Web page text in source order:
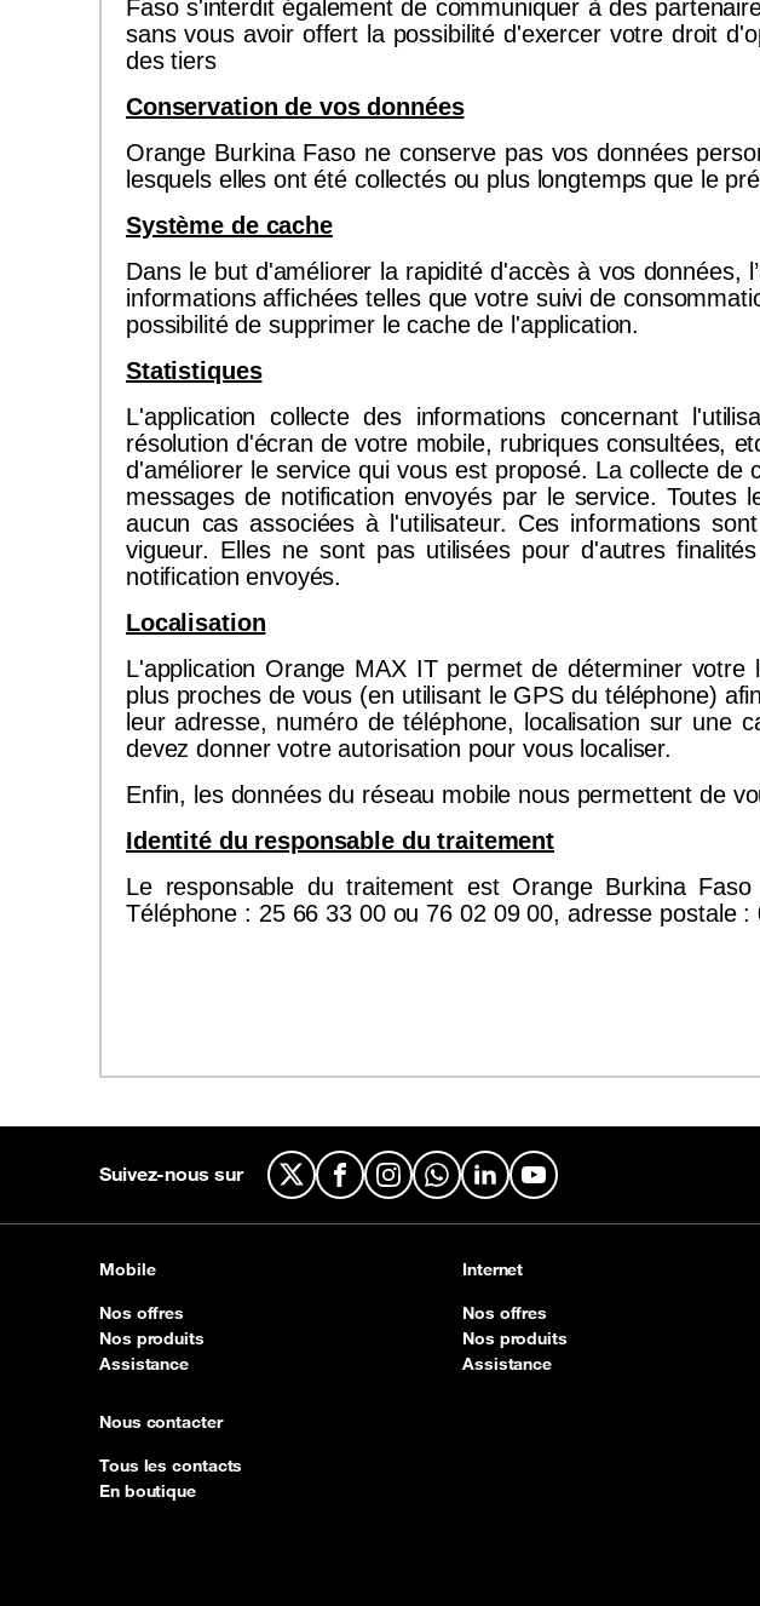
Faso s'interdit également de communiquer à des
sans vous avoir offert la possibilité d'exercer votre droit
des tiers
Conservation de vos données
Orange Burkina Faso ne conserve pas vos données
lesquels elles ont été collectés ou plus longtemps que le
Système de cache
Dans le but d'améliorer la rapidité d'accès à vos données,
informations affichées telles que votre suivi de
possibilité de supprimer le cache de l'application.
Statistiques
L'application collecte des informations concernant
résolution d'écran de votre mobile, rubriques consultées,
d'améliorer le service qui vous est proposé. La collecte
messages de notification envoyés par le service.
aucun cas associées à l'utilisateur. Ces informations
vigueur. Elles ne sont pas utilisées pour d'autres
notification envoyés.
Localisation
L'application Orange MAX IT permet de déterminer
plus proches de vous (en utilisant le GPS du téléphone)
leur adresse, numéro de téléphone, localisation sur une
devez donner votre autorisation pour vous localiser.
Enfin, les données du réseau mobile nous permettent de
Identité du responsable du traitement
Le responsable du traitement est Orange Burkina Faso
Téléphone : 25 66 33 00 ou 76 02 09 00, adresse postale :
Suivez-nous sur X FacebookInstagramWhatsApp
LinkedInYouTube
Mobile
Nos offres
Nos produits
Assistance
Nous contacter
Tous les contacts
En boutique
Internet
Nos offres
Nos produits
Assistance